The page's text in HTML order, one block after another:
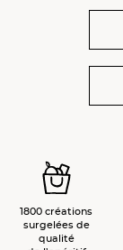
1800 créations
surgelées de
qualité